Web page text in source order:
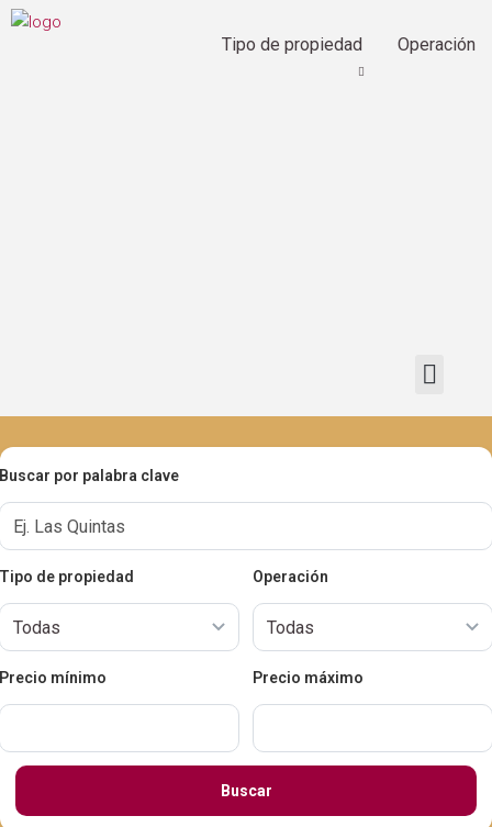
Tipo de propiedad Operación
Buscar por palabra clave
Tipo de propiedad Operación
Precio mínimo Precio máximo
Buscar